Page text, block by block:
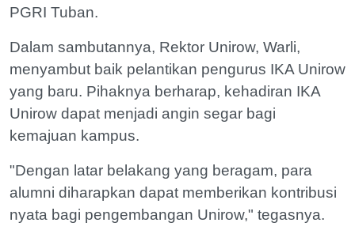
PGRI Tuban.
Dalam sambutannya, Rektor Unirow, Warli,
menyambut baik pelantikan pengurus IKA Unirow
yang baru. Pihaknya berharap, kehadiran IKA
Unirow dapat menjadi angin segar bagi
kemajuan kampus.
"Dengan latar belakang yang beragam, para
alumni diharapkan dapat memberikan kontribusi
nyata bagi pengembangan Unirow," tegasnya.